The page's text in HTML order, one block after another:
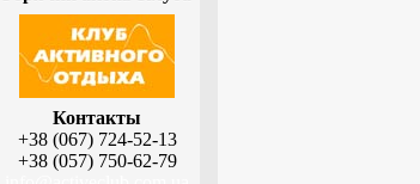
Контакты
+38 (067) 724-52-13
+38 (057) 750-62-79